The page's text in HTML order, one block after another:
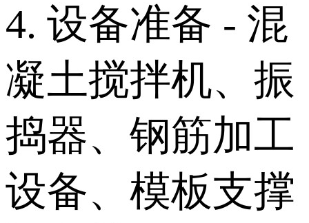
4. 设备准备 - 混
凝土搅拌机、振
捣器、钢筋加工
设备、模板支撑